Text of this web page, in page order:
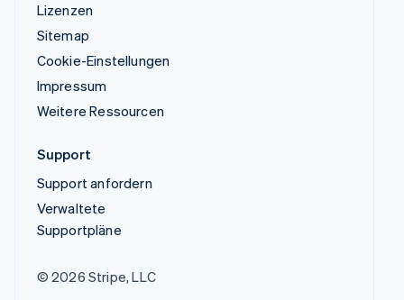
Lizenzen
Sitemap
Cookie-Einstellungen
Impressum
Weitere Ressourcen
Support
Support anfordern
Verwaltete
Supportpläne
© 2026 Stripe, LLC